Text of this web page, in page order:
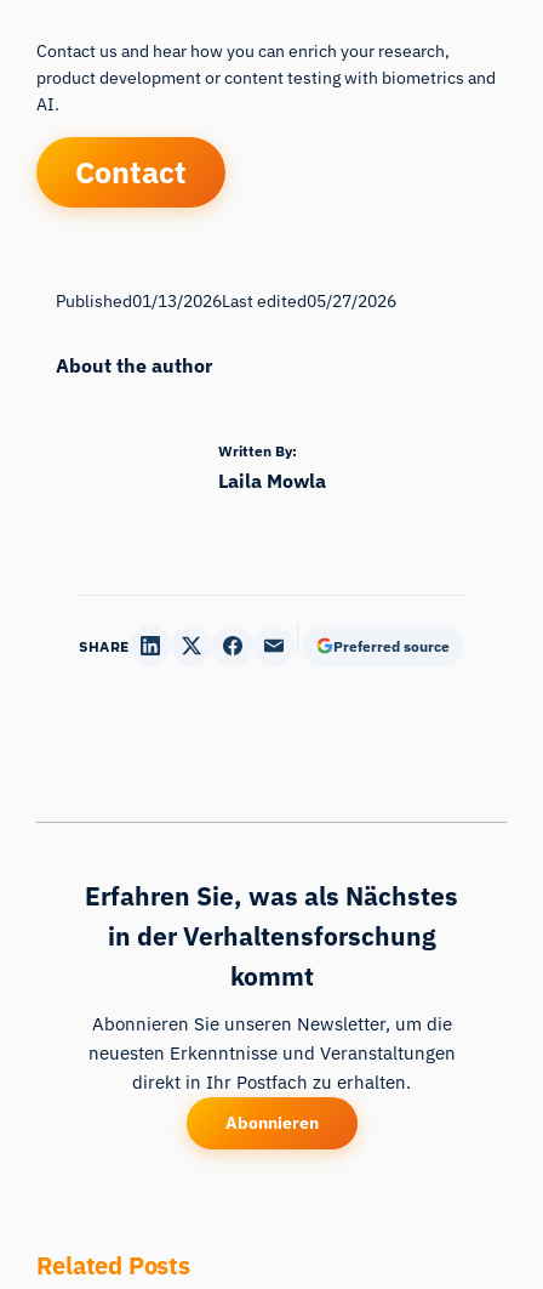
Contact us and hear how you can enrich your research,
product development or content testing with biometrics and
AI.
Contact
Published01/13/2026Last edited05/27/2026
About the author
Written By:
Laila Mowla
SHARE Preferred source
Erfahren Sie, was als Nächstes
in der Verhaltensforschung
kommt
Abonnieren Sie unseren Newsletter, um die
neuesten Erkenntnisse und Veranstaltungen
direkt in Ihr Postfach zu erhalten.
Abonnieren
Related Posts